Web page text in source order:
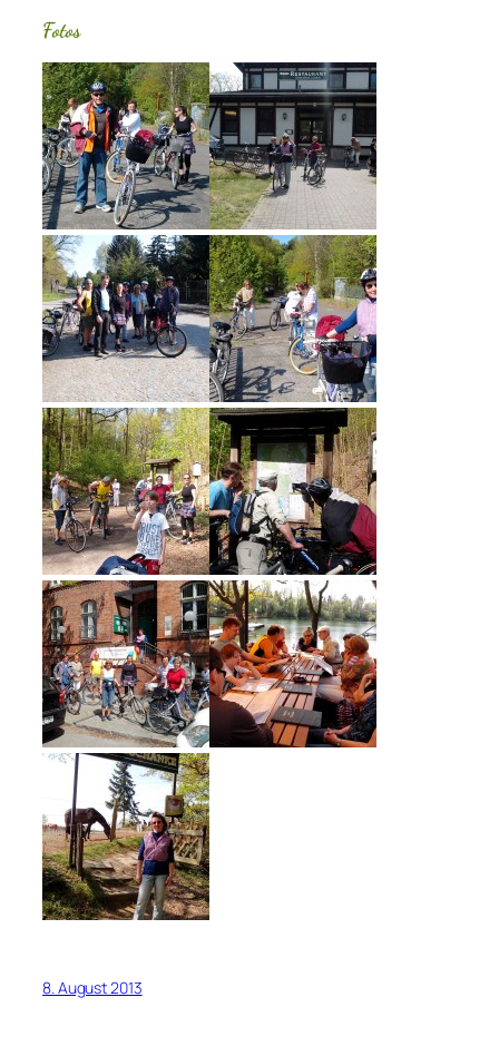
Fotos
8. August 2013